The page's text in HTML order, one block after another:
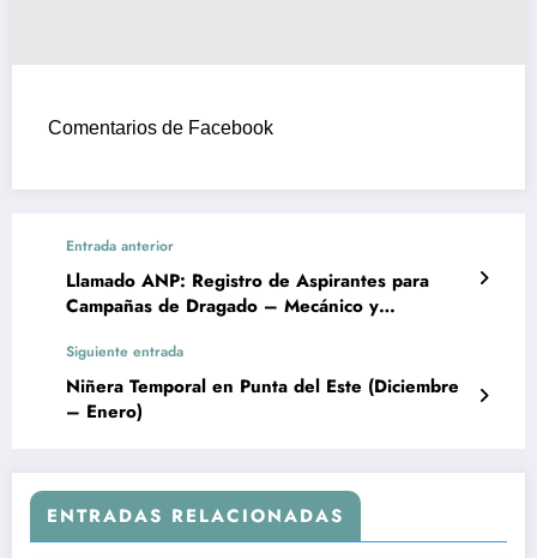
Comentarios de Facebook
Entrada anterior
Llamado ANP: Registro de Aspirantes para
Campañas de Dragado – Mecánico y
Siguiente entrada
Niñera Temporal en Punta del Este (Diciembre
– Enero)
ENTRADAS RELACIONADAS